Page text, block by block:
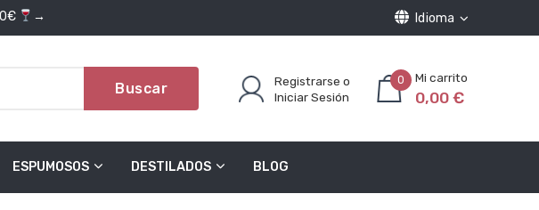
→ Idioma
Buscar
Registrarse o
Iniciar Sesión
0
0,00 €
ESPUMOSOS DESTILADOS BLOG